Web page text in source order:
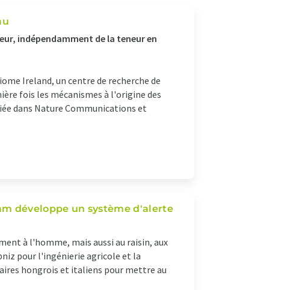
indépendamment de la teneur en
Ireland, un centre de recherche de
fois les mécanismes à l'origine des
dans Nature Communications et
développe un système d'alerte
à l'homme, mais aussi au raisin, aux
pour l'ingénierie agricole et la
hongrois et italiens pour mettre au